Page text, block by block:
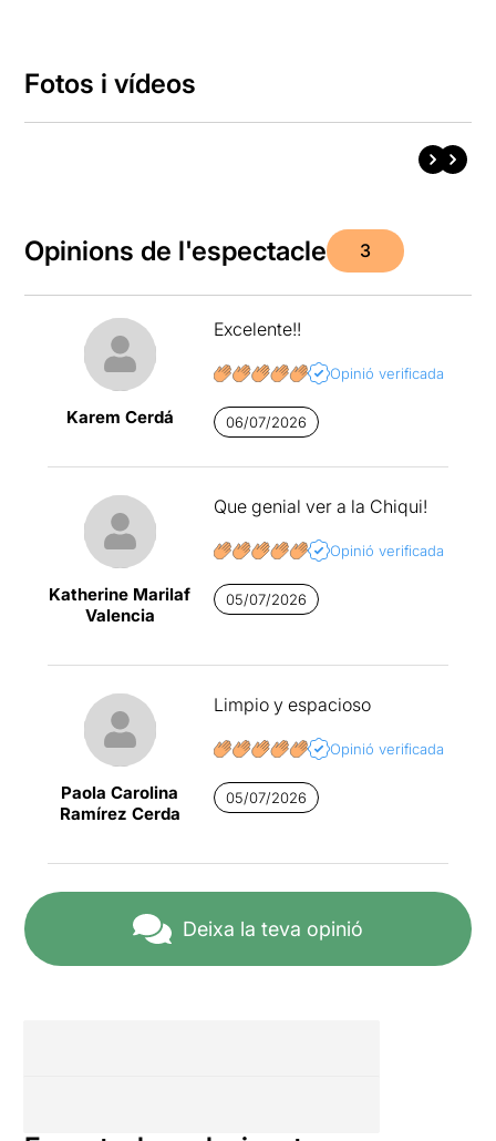
Fotos i vídeos
Opinions de l'espectacle 3
Karem Cerdá
Excelente!!
Opinió verificada
06/07/2026
Katherine Marilaf
Valencia
Que genial ver a la Chiqui!
Opinió verificada
05/07/2026
Paola Carolina
Ramírez Cerda
Limpio y espacioso
Opinió verificada
05/07/2026
Deixa la teva opinió